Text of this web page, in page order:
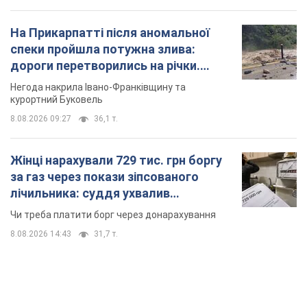
На Прикарпатті після аномальної
спеки пройшла потужна злива:
дороги перетворились на річки.
Відео
Негода накрила Івано-Франківщину та
курортний Буковель
8.08.2026 09:27 36,1 т.
Жінці нарахували 729 тис. грн боргу
за газ через покази зіпсованого
лічильника: суддя ухвалив
неочікуване рішення
Чи треба платити борг через донарахування
8.08.2026 14:43 31,7 т.